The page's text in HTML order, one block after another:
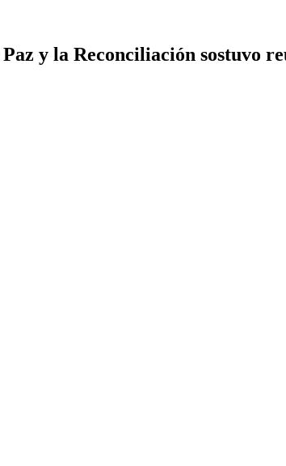
y la Reconciliación sostuvo